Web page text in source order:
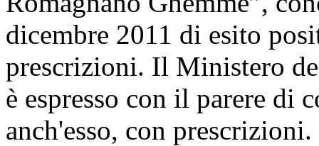
dicembre 2011 di esito
prescrizioni. Il Ministero
è espresso con il parere di
anch'esso, con prescrizioni.